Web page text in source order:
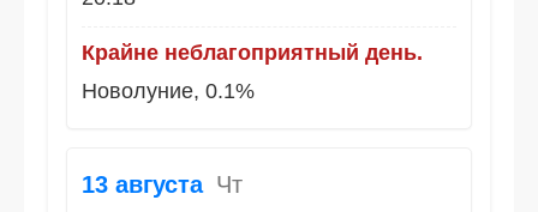
Крайне неблагоприятный день.
Новолуние, 0.1%
13 августа Чт